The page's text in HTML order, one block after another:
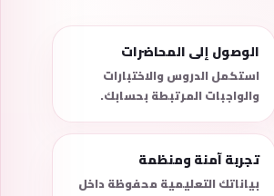
الوصول إلى المحاضرات
استكمل الدروس والاختبارات
والواجبات المرتبطة بحسابك.
تجربة آمنة ومنظمة
بياناتك التعليمية محفوظة داخل